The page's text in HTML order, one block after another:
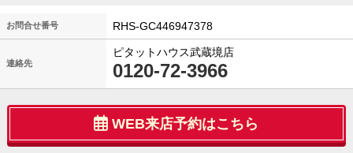
お問合せ番号 RHS-GC446947378
連絡先
ピタットハウス武蔵境店
0120-72-3966
WEB来店予約はこちら